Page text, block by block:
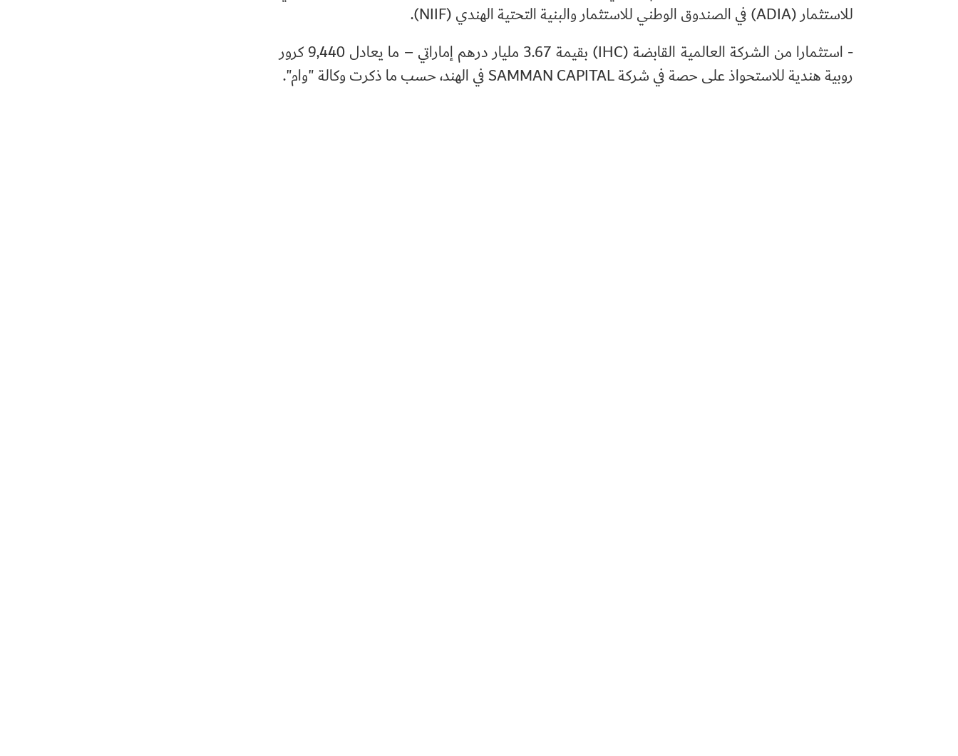
للاستثمار (ADIA) في الصندوق الوطني للاستثمار والبنية التحتية الهندي (NIIF).
- استثمارا من الشركة العالمية القابضة (IHC) بقيمة 3.67 مليار درهم إماراتي – ما يعادل 9,440 كرور
روبية هندية للاستحواذ على حصة في شركة SAMMAN CAPITAL في الهند، حسب ما ذكرت وكالة "وام".